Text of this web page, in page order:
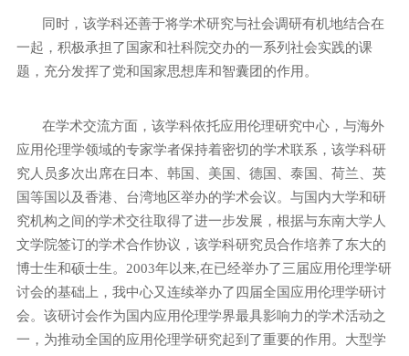
同时，该学科还善于将学术研究与社会调研有机地结合在
一起，积极承担了国家和社科院交办的一系列社会实践的课
题，充分发挥了党和国家思想库和智囊团的作用。
在学术交流方面，该学科依托应用伦理研究中心，与海外
应用伦理学领域的专家学者保持着密切的学术联系，该学科研
究人员多次出席在日本、韩国、美国、德国、泰国、荷兰、英
国等国以及香港、台湾地区举办的学术会议。与国内大学和研
究机构之间的学术交往取得了进一步发展，根据与东南大学人
文学院签订的学术合作协议，该学科研究员合作培养了东大的
博士生和硕士生。 2003年以来,在已经举办了三届应用伦理学研
讨会的基础上，我中心又连续举办了四届全国应用伦理学研讨
会。该研讨会作为国内应用伦理学界最具影响力的学术活动之
一，为推动全国的应用伦理学研究起到了重要的作用。大型学